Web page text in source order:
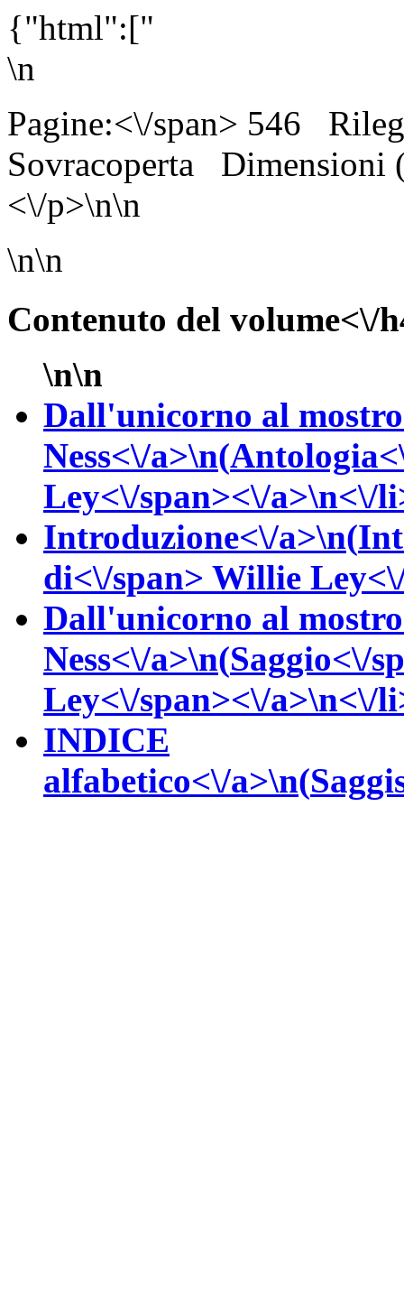
{"html":["
\n
Pagine:<\/span> 546
Sovracoperta Dimensioni
<\/p>\n\n
\n\n
Contenuto del volume<\/
\n\n
Dall'unicorno al
Ness<\/a>\n(
Ley<\/span><\/a>\n<\/
Introduzione<\/a>\n(
di<\/span> Willie
Dall'unicorno al
Ness<\/a>\n(Saggio<\/
Ley<\/span><\/a>\n<\/
INDICE
alfabetico<\/a>\n(